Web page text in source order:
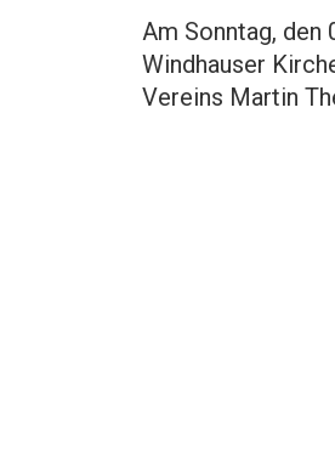
Am Sonntag, den
Windhauser
Vereins Martin